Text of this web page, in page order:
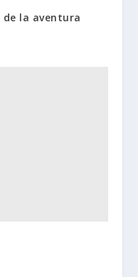
de la aventura